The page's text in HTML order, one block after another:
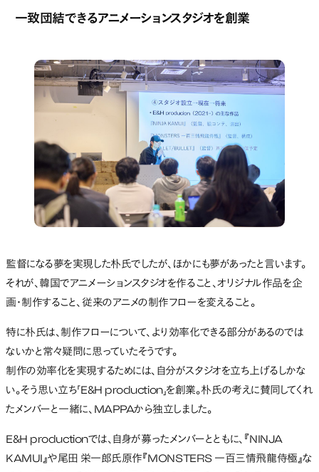
一致団結できるアニメーションスタジオを創業
監督になる夢を実現した朴氏でしたが、ほかにも夢があったと言います。
それが、韓国でアニメーションスタジオを作ること、オリジナル作品を企
画・制作すること、従来のアニメの制作フローを変えること。
特に朴氏は、制作フローについて、より効率化できる部分があるのでは
ないかと常々疑問に思っていたそうです。
制作の効率化を実現するためには、自分がスタジオを立ち上げるしかな
い。そう思い立ち「E&H production」を創業。朴氏の考えに賛同してくれ
たメンバーと一緒に、MAPPAから独立しました。
E&H productionでは、自身が募ったメンバーとともに、『NINJA
KAMUI』や尾田 栄一郎氏原作『MONSTERS 一百三情飛龍侍極』な